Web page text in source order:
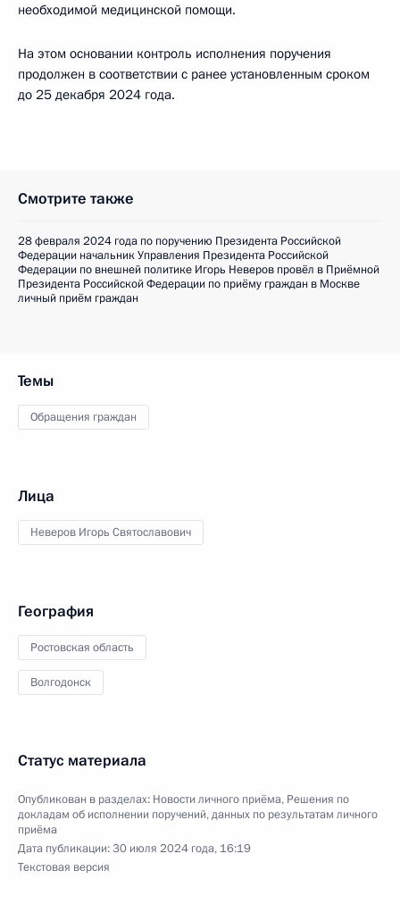
необходимой медицинской помощи.
На этом основании контроль исполнения поручения
продолжен в соответствии с ранее установленным сроком
до 25 декабря 2024 года.
Смотрите также
28 февраля 2024 года по поручению Президента Российской
Федерации начальник Управления Президента Российской
Федерации по внешней политике Игорь Неверов провёл в Приёмной
Президента Российской Федерации по приёму граждан в Москве
личный приём граждан
Темы
Обращения граждан
Лица
Неверов Игорь Святославович
География
Ростовская область
Волгодонск
Статус материала
Опубликован в разделах: Новости личного приёма, Решения по
докладам об исполнении поручений, данных по результатам личного
приёма
Дата публикации:30 июля 2024 года, 16:19
Текстовая версия